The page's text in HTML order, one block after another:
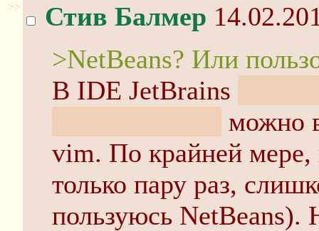
>> Стив Балмер
>NetBeans? Или
В IDE JetBrains
можно
vim. По крайней мере,
только пару раз,
пользуюсь NetBeans).